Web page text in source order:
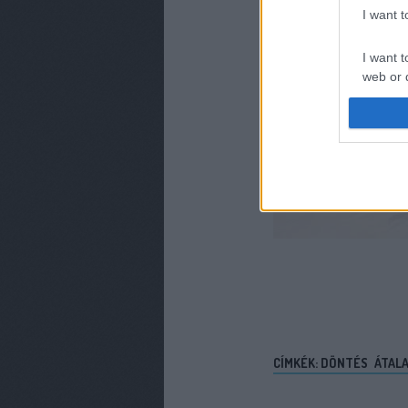
I want
I want
web or
I want
or app.
I want
I want
CÍMKÉK: DÖNTÉS